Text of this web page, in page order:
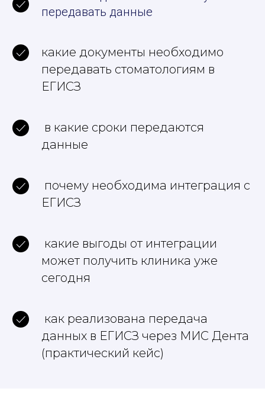
передавать данные
какие документы необходимо
передавать стоматологиям в
ЕГИСЗ
в какие сроки передаются
данные
почему необходима интеграция с
ЕГИСЗ
какие выгоды от интеграции
может получить клиника уже
сегодня
как реализована передача
данных в ЕГИСЗ через МИС Дента
(практический кейс)